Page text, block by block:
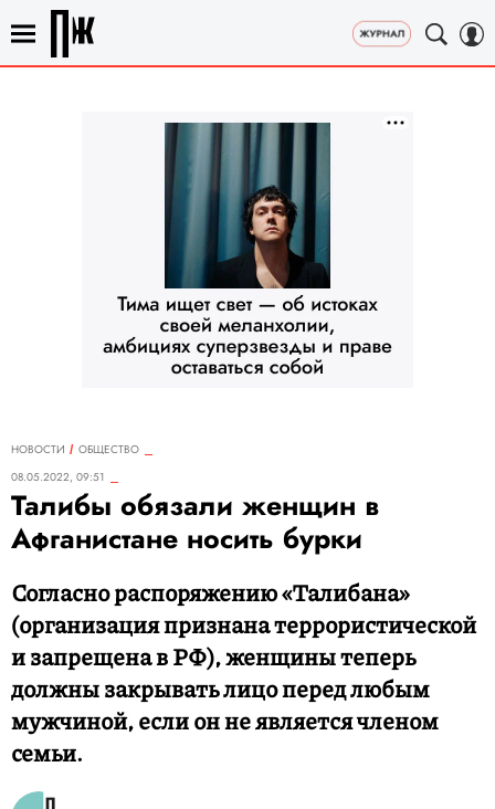
НОВОСТИ
ОБЩЕСТВО
08.05.2022, 09:51
Талибы обязали женщин в
Афганистане носить бурки
Согласно распоряжению «Талибана»
(организация признана террористической
и запрещена в РФ), женщины теперь
должны закрывать лицо перед любым
мужчиной, если он не является членом
семьи.